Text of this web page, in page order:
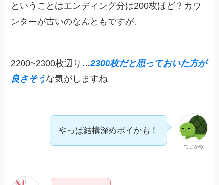
ということはエンディング分は200枚ほど？カウ
ンターが古いのなんともですが、
2200~2300枚辺り…2300枚だと思っておいた方が
良さそうな気がしますね
でじかめ
やっぱ結構深めポイかも！